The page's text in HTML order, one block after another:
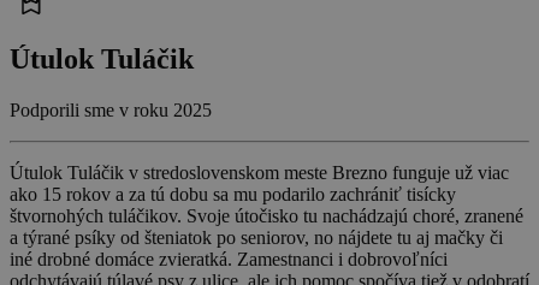
Útulok Tuláčik
Podporili sme v roku 2025
Útulok Tuláčik v stredoslovenskom meste Brezno funguje už viac
ako 15 rokov a za tú dobu sa mu podarilo zachrániť tisícky
štvornohých tuláčikov. Svoje útočisko tu nachádzajú choré, zranené
a týrané psíky od šteniatok po seniorov, no nájdete tu aj mačky či
iné drobné domáce zvieratká. Zamestnanci i dobrovoľníci
odchytávajú túlavé psy z ulice, ale ich pomoc spočíva tiež v odobratí